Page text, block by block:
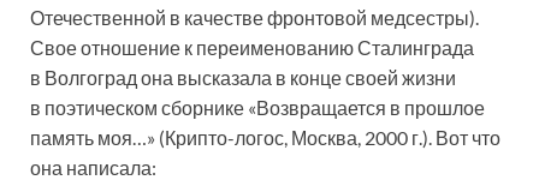
Отечественной в качестве фронтовой медсестры).
Свое отношение к переименованию Сталинграда
в Волгоград она высказала в конце своей жизни
в поэтическом сборнике «Возвращается в прошлое
память моя…» (Крипто-логос, Москва, 2000 г.). Вот что
она написала: